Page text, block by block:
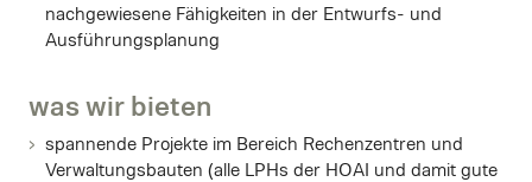
nachgewiesene Fähigkeiten in der Entwurfs- und
Ausführungsplanung
was wir bieten
spannende Projekte im Bereich Rechenzentren und
Verwaltungsbauten (alle LPHs der HOAI und damit gute